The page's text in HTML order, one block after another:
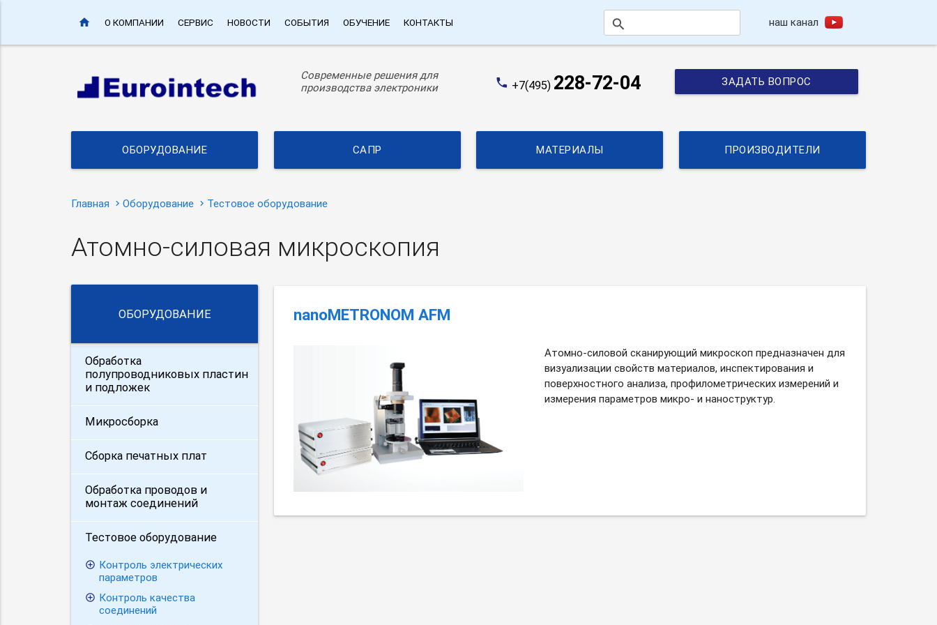
home О КОМПАНИИ СЕРВИС НОВОСТИ СОБЫТИЯ ОБУЧЕНИЕ КОНТАКТЫ search наш канал
Современные решения для
производства электроники
phone +7(495) 228-72-04 ЗАДАТЬ ВОПРОС
ОБОРУДОВАНИЕ САПР МАТЕРИАЛЫ ПРОИЗВОДИТЕЛИ
Главная Оборудование Тестовое оборудование
Атомно-силовая микроскопия
nanoMETRONOM AFM
Атомно-силовой сканирующий микроскоп предназначен для
визуализации свойств материалов, инспектирования и
поверхностного анализа, профилометрических измерений и
измерения параметров микро- и наноструктур.
ОБОРУДОВАНИЕ
Обработка
полупроводниковых пластин
и подложек
Микросборка
Сборка печатных плат
Обработка проводов и
монтаж соединений
Тестовое оборудование
Контроль электрических
параметров
Контроль качества
соединений